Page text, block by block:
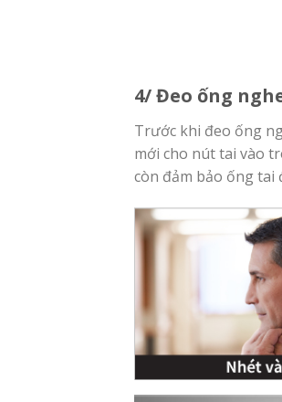
4/ Đeo ống
Trước khi đeo ống
mới cho nút tai vào
còn đảm bảo ống tai